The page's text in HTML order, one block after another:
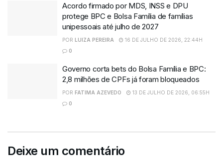
Acordo firmado por MDS, INSS e DPU
protege BPC e Bolsa Família de famílias
unipessoais até julho de 2027
POR LUIZA PEREIRA
16 DE JULHO DE 2026, 22:44H
0
Governo corta bets do Bolsa Família e BPC:
2,8 milhões de CPFs já foram bloqueados
POR FATIMA AZEVEDO
13 DE JULHO DE 2026, 06:55H
0
Deixe um comentário